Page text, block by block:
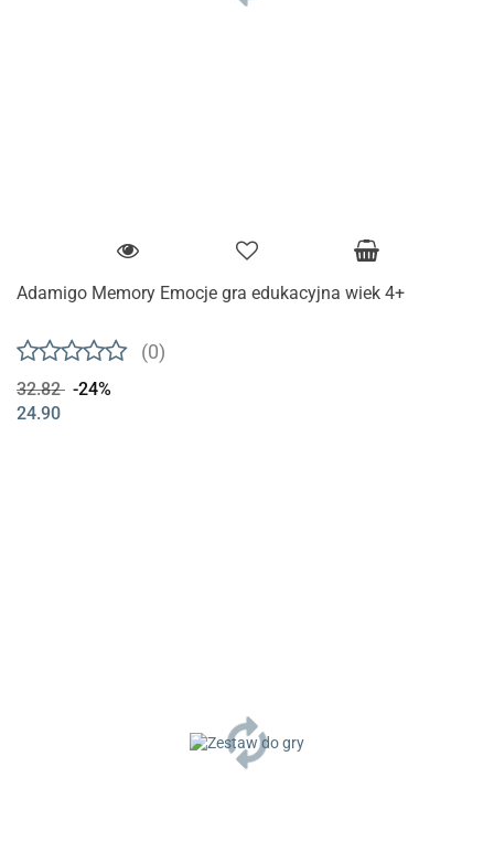
Adamigo Memory Emocje gra edukacyjna wiek 4+
(0)
32.82 -24%
24.90